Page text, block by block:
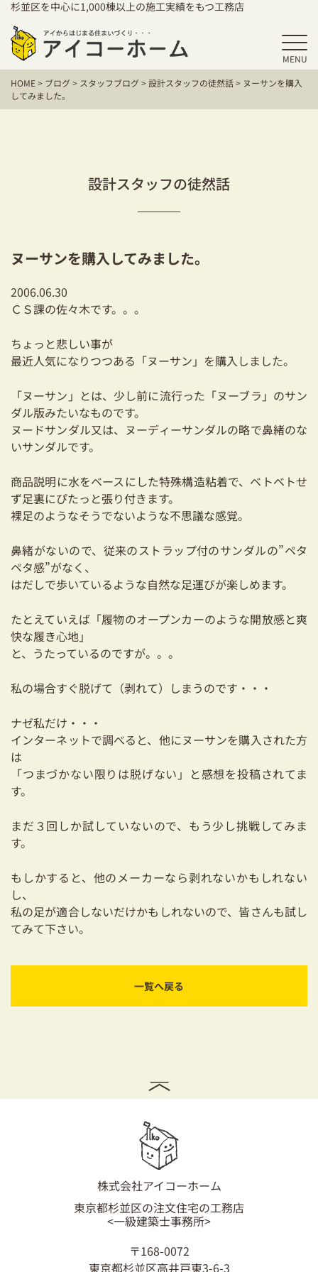
杉並区を中心に1,000棟以上の施工実績をもつ工務店
MENU
HOME
保証／アフターサポート
二世帯住宅をお考えの方
リフォーム・リノベーションをお考えの方
必見！土地からお探しの方へ
資金計画についてのご相談
お知らせ
03-3334-0334
HOME> ブログ> スタッフブログ>設計スタッフの徒然話> ヌーサンを購入
してみました。
設計スタッフの徒然話
ヌーサンを購入してみました。
2006.06.30
ＣＳ課の佐々木です。。。
ちょっと悲しい事が
最近人気になりつつある「ヌーサン」を購入しました。
「ヌーサン」とは、少し前に流行った「ヌーブラ」のサン
ダル版みたいなものです。
ヌードサンダル又は、ヌーディーサンダルの略で鼻緒のな
いサンダルです。
商品説明に水をベースにした特殊構造粘着で、ベトベトせ
ず足裏にぴたっと張り付きます。
裸足のようなそうでないような不思議な感覚。
鼻緒がないので、従来のストラップ付のサンダルの”ペタ
ペタ感”がなく、
はだしで歩いているような自然な足運びが楽しめます。
たとえていえば「履物のオープンカーのような開放感と爽
快な履き心地」
と、うたっているのですが。。。
私の場合すぐ脱げて（剥れて）しまうのです・・・
ナゼ私だけ・・・
インターネットで調べると、他にヌーサンを購入された方
は
「つまづかない限りは脱げない」と感想を投稿されてま
す。
まだ３回しか試していないので、もう少し挑戦してみま
す。
もしかすると、他のメーカーなら剥れないかもしれない
し、
私の足が適合しないだけかもしれないので、皆さんも試し
てみて下さい。
一覧へ戻る
株式会社アイコーホーム
東京都杉並区の注文住宅の工務店
<一級建築士事務所>
〒168-0072
東京都杉並区高井戸東3-6-3